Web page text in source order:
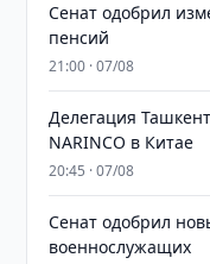
Сенат одобрил
пенсий
21:00 · 07/08
Делегация
NARINCO в Китае
20:45 · 07/08
Сенат одобрил
военнослужащих